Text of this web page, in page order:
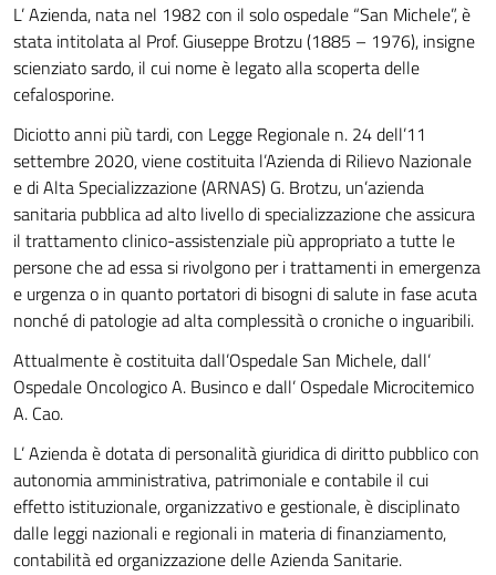
L’ Azienda, nata nel 1982 con il solo ospedale “San Michele”, è
stata intitolata al Prof. Giuseppe Brotzu (1885 – 1976), insigne
scienziato sardo, il cui nome è legato alla scoperta delle
cefalosporine.
Diciotto anni più tardi, con Legge Regionale n. 24 dell’11
settembre 2020, viene costituita l’Azienda di Rilievo Nazionale
e di Alta Specializzazione (ARNAS) G. Brotzu, un’azienda
sanitaria pubblica ad alto livello di specializzazione che assicura
il trattamento clinico-assistenziale più appropriato a tutte le
persone che ad essa si rivolgono per i trattamenti in emergenza
e urgenza o in quanto portatori di bisogni di salute in fase acuta
nonché di patologie ad alta complessità o croniche o inguaribili.
Attualmente è costituita dall’Ospedale San Michele, dall’
Ospedale Oncologico A. Businco e dall’ Ospedale Microcitemico
A. Cao.
L’ Azienda è dotata di personalità giuridica di diritto pubblico con
autonomia amministrativa, patrimoniale e contabile il cui
effetto istituzionale, organizzativo e gestionale, è disciplinato
dalle leggi nazionali e regionali in materia di finanziamento,
contabilità ed organizzazione delle Azienda Sanitarie.